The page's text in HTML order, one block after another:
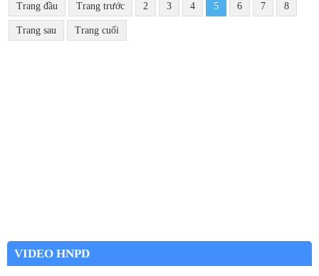
Trang đầu Trang trước 2 3 4 5 6 7 8
Trang sau Trang cuối
VIDEO HNPD